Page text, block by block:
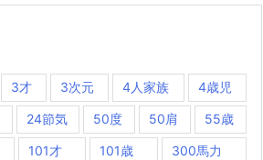
3才 3次元 4人家族 4歳児
24節気 50度 50肩 55歳
101才 101歳 300馬力